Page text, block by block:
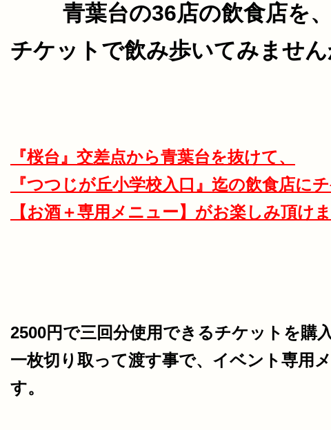
青葉台の36店の飲食店を
チケットで飲み歩いてみませ
『桜台』交差点から青葉台を抜けて、
『つつじが丘小学校入口』迄の飲食店に
【お酒＋専用メニュー】がお楽しみ頂け
2500円で三回分使用できるチケットを購
一枚切り取って渡す事で、イベント専用
す。